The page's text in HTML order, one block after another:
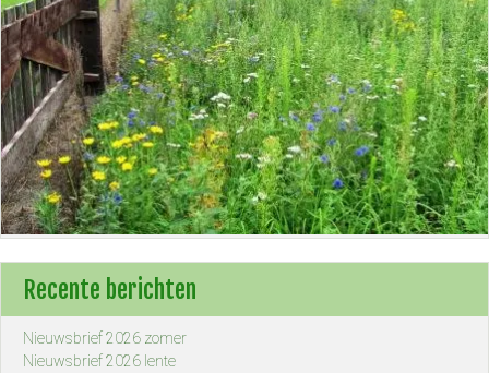
Recente berichten
Nieuwsbrief 2026 zomer
Nieuwsbrief 2026 lente